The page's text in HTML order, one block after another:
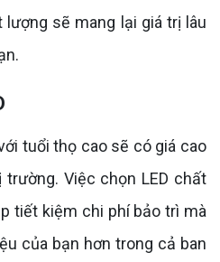
sẽ mang lại giá trị lâu
tuổi thọ cao sẽ có giá cao
Việc chọn LED chất
tiết kiệm chi phí bảo trì mà
của bạn hơn trong cả ban